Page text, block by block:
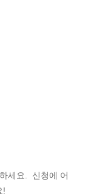
세요. 신청에 어
!